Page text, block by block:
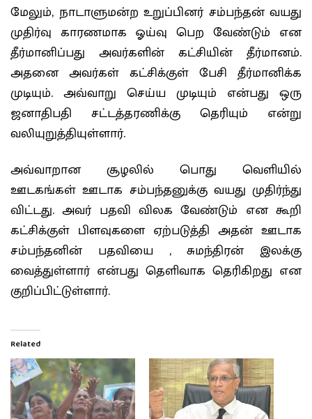
மேலும், நாடாளுமன்ற உறுப்பினர் சம்பந்தன் வயது
முதிர்வு காரணமாக ஓய்வு பெற வேண்டும் என
தீர்மானிப்பது அவர்களின் கட்சியின் தீர்மானம்.
அதனை அவர்கள் கட்சிக்குள் பேசி தீர்மானிக்க
முடியும். அவ்வாறு செய்ய முடியும் என்பது ஒரு
ஜனாதிபதி சட்டத்தரணிக்கு தெரியும் என்று
வலியுறுத்தியுள்ளார்.
அவ்வாறான சூழலில் பொது வெளியில்
ஊடகங்கள் ஊடாக சம்பந்தனுக்கு வயது முதிர்ந்து
விட்டது. அவர் பதவி விலக வேண்டும் என கூறி
கட்சிக்குள் பிளவுகளை ஏற்படுத்தி அதன் ஊடாக
சம்பந்தனின் பதவியை , சுமந்திரன் இலக்கு
வைத்துள்ளார் என்பது தெளிவாக தெரிகிறது என
குறிப்பிட்டுள்ளார்.
Related